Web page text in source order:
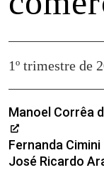
1º trimestre de
Manoel Corrêa
Fernanda Cimini
José Ricardo